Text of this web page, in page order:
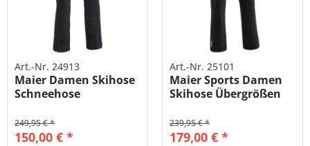
Art.-Nr. 24913
Maier Damen Skihose
Schneehose
150,00 € *
249,95 € *
Art.-Nr. 25101
Maier Sports Damen
Skihose Übergrößen
179,00 € *
239,95 € *